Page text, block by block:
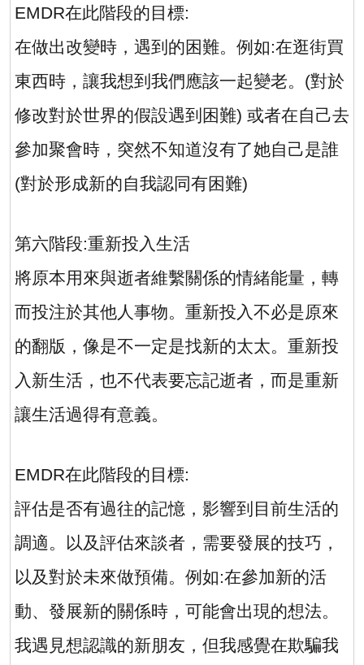
EMDR在此階段的目標:
在做出改變時，遇到的困難。例如:在逛街買
東西時，讓我想到我們應該一起變老。 (對於
修改對於世界的假設遇到困難) 或者在自己去
參加聚會時，突然不知道沒有了她自己是誰
(對於形成新的自我認同有困難)
第六階段:重新投入生活
將原本用來與逝者維繫關係的情緒能量，轉
而投注於其他人事物。重新投入不必是原來
的翻版，像是不一定是找新的太太。重新投
入新生活，也不代表要忘記逝者，而是重新
讓生活過得有意義。
EMDR在此階段的目標:
評估是否有過往的記憶，影響到目前生活的
調適。以及評估來談者，需要發展的技巧，
以及對於未來做預備。例如:在參加新的活
動、發展新的關係時，可能會出現的想法。
我遇見想認識的新朋友，但我感覺在欺騙我